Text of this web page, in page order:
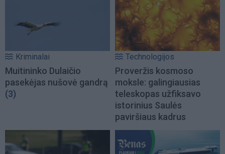
Kriminalai
Muitininko Dulaičio
pasekėjas nušovė gandrą
(3)
Technologijos
Proveržis kosmoso
moksle: galingiausias
teleskopas užfiksavo
istorinius Saulės
paviršiaus kadrus